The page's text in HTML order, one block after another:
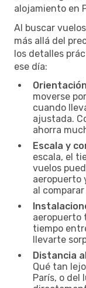
alojamiento en
Al buscar
más allá del
los detalles
ese día:
moverse
cuando
ajustada.
ahorra
Escala y
escala, el
vuelos
aeropuerto
al
aeropuerto
tiempo
llevarte
Distancia
Qué tan
París, o del